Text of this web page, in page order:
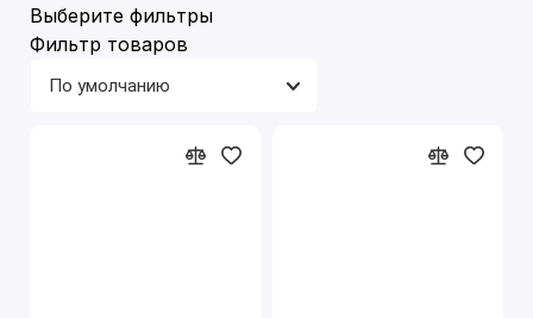
Выберите фильтры
Фильтр товаров